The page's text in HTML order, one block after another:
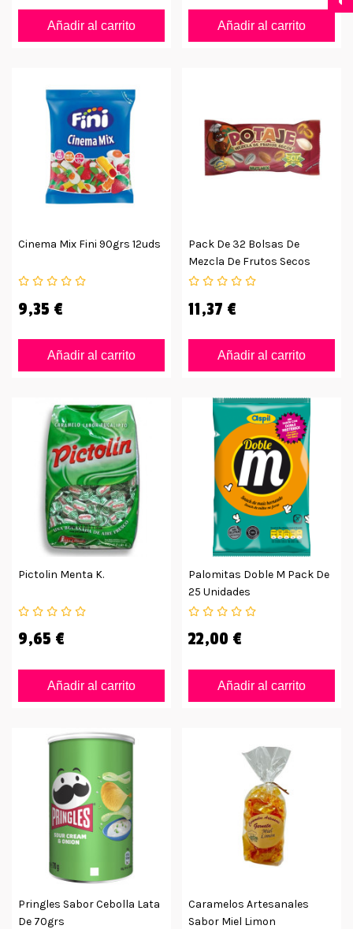
Añadir al carrito Añadir al carrito
Cinema Mix Fini 90grs 12uds
9,35 €
Añadir al carrito
Pack De 32 Bolsas De
Mezcla De Frutos Secos
Potaje
11,37 €
Añadir al carrito
Pictolin Menta K.
9,65 €
Añadir al carrito
Palomitas Doble M Pack De
25 Unidades
22,00 €
Añadir al carrito
Pringles Sabor Cebolla Lata
De 70grs
Caramelos Artesanales
Sabor Miel Limon